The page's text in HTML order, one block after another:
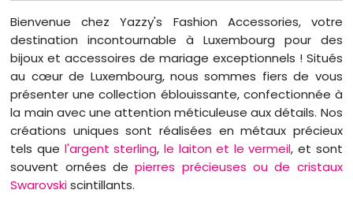
Bienvenue chez Yazzy's Fashion Accessories, votre
destination incontournable à Luxembourg pour des
bijoux et accessoires de mariage exceptionnels ! Situés
au cœur de Luxembourg, nous sommes fiers de vous
présenter une collection éblouissante, confectionnée à
la main avec une attention méticuleuse aux détails. Nos
créations uniques sont réalisées en métaux précieux
tels que l'argent sterling, le laiton et le vermeil, et sont
souvent ornées de pierres précieuses ou de cristaux
Swarovskiscintillants.